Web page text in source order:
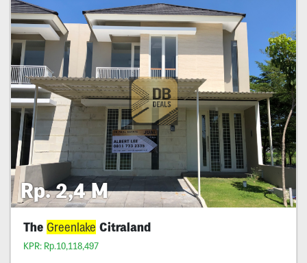
Rp. 2,4 M
The Greenlake Citraland
KPR: Rp.10,118,497